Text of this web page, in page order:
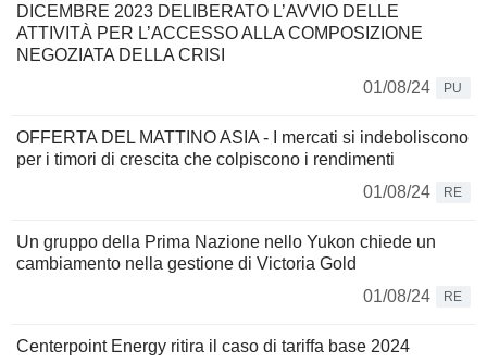
DICEMBRE 2023 DELIBERATO L’AVVIO DELLE
ATTIVITÀ PER L’ACCESSO ALLA COMPOSIZIONE
NEGOZIATA DELLA CRISI
01/08/24
PU
OFFERTA DEL MATTINO ASIA - I mercati si indeboliscono
per i timori di crescita che colpiscono i rendimenti
01/08/24
RE
Un gruppo della Prima Nazione nello Yukon chiede un
cambiamento nella gestione di Victoria Gold
01/08/24
RE
Centerpoint Energy ritira il caso di tariffa base 2024